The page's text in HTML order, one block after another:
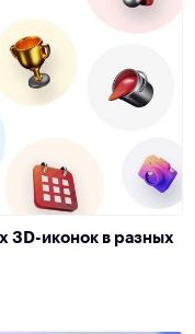
3D-иконок в разных